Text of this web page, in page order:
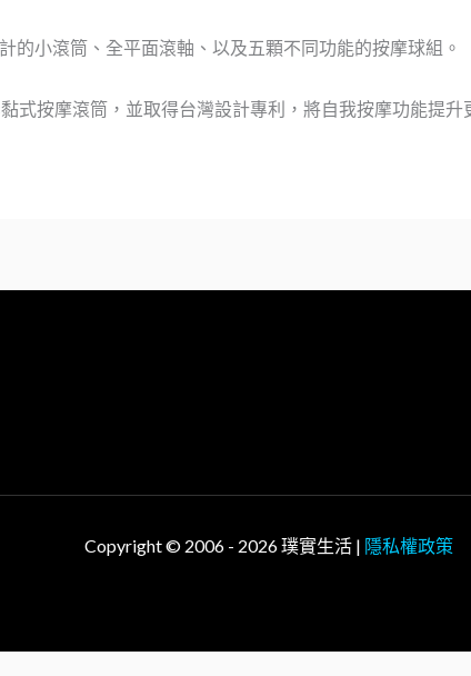
的小滾筒、全平面滾軸、以及五顆不同功能的按摩球組。
式按摩滾筒，並取得台灣設計專利，將自我按摩功能提升
Copyright © 2006 - 2026 璞實生活 | 隱私權政策